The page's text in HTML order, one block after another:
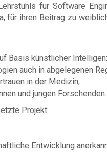
für Software
für ihren Beitrag zu
Basis künstlicher
auch in abgelegenen
in der Medizin,
und jungen Forschenden.
Projekt:
Entwicklung